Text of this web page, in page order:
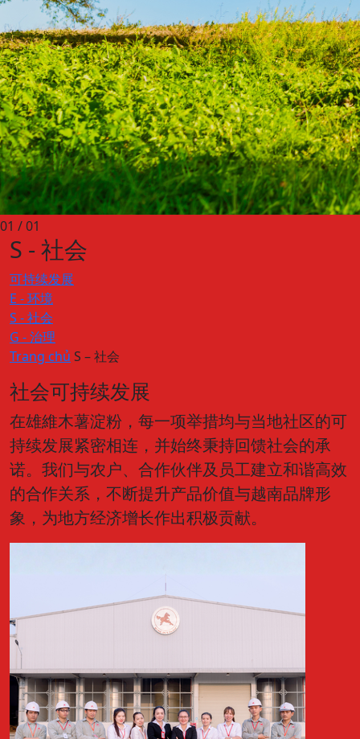
01 / 01
S - 社会
可持续发展
E - 环境
S - 社会
G - 治理
Trang chủ S – 社会
社会可持续发展
在雄維木薯淀粉，每一项举措均与当地社区的可
持续发展紧密相连，并始终秉持回馈社会的承
诺。我们与农户、合作伙伴及员工建立和谐高效
的合作关系，不断提升产品价值与越南品牌形
象，为地方经济增长作出积极贡献。